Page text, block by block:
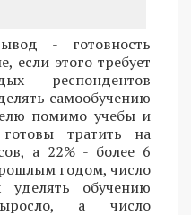
- готовность
если этого требует
респондентов
самообучению
помимо учебы и
тратить на
а 22% - более 6
годом, число
уделять обучению
а число